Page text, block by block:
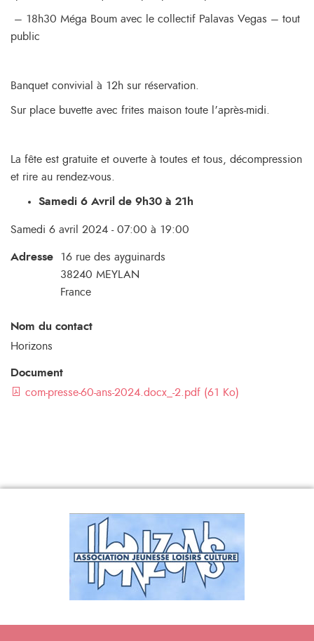
– 18h30 Méga Boum avec le collectif Palavas Vegas – tout
public
Banquet convivial à 12h sur réservation.
Sur place buvette avec frites maison toute l’après-midi.
La fête est gratuite et ouverte à toutes et tous, décompression
et rire au rendez-vous.
Samedi 6 Avril de 9h30 à 21h
Samedi 6 avril 2024 - 07:00 à 19:00
Adresse
16 rue des ayguinards
38240 MEYLAN
France
Nom du contact
Horizons
Document
com-presse-60-ans-2024.docx_-2.pdf (61 Ko)